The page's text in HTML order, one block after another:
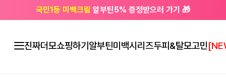
국민1등 미백크림 알부틴5% 증정받으러 가기 🎁
진짜더모쇼핑하기 알부틴미백시리즈두피&탈모고민